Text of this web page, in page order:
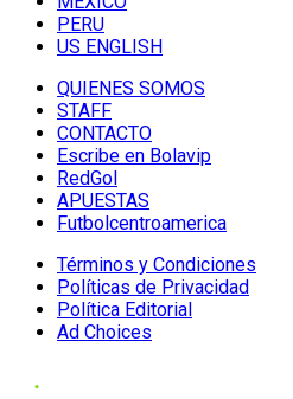
PERU
US ENGLISH
QUIENES SOMOS
STAFF
CONTACTO
Escribe en Bolavip
RedGol
APUESTAS
Futbolcentroamerica
Términos y Condiciones
Políticas de Privacidad
Política Editorial
Ad Choices